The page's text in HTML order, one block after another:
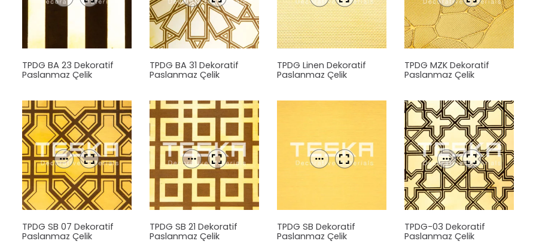
TPDG BA 23 Dekoratif
Paslanmaz Çelik
TPDG BA 31 Dekoratif
Paslanmaz Çelik
TPDG Linen Dekoratif
Paslanmaz Çelik
TPDG MZK Dekoratif
Paslanmaz Çelik
TPDG SB 07 Dekoratif
Paslanmaz Çelik
TPDG SB 21 Dekoratif
Paslanmaz Çelik
TPDG SB Dekoratif
Paslanmaz Çelik
TPDG-03 Dekoratif
Paslanmaz Çelik